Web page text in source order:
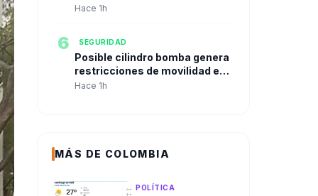
inadecuada de residuos en
Hace 1h
6 SEGURIDAD
Posible cilindro bomba genera
restricciones de movilidad en
el norte de Popayán
Hace 1h
MÁS DE COLOMBIA
POLÍTICA